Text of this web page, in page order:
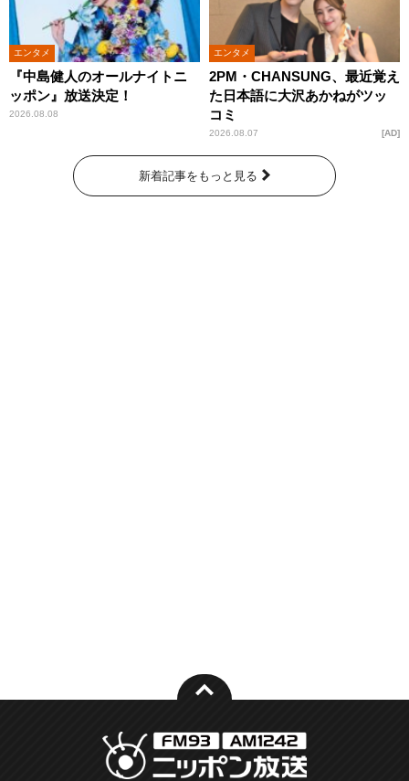
エンタメ
『中島健人のオールナイトニ
ッポン』放送決定！
2026.08.08
エンタメ
2PM・CHANSUNG、最近覚え
た日本語に大沢あかねがツッ
コミ
2026.08.07 AD
新着記事をもっと見る